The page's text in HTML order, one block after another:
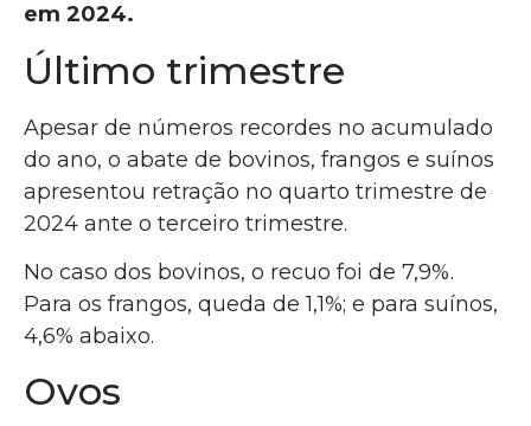
em 2024.
Último trimestre
Apesar de números recordes no acumulado
do ano, o abate de bovinos, frangos e suínos
apresentou retração no quarto trimestre de
2024 ante o terceiro trimestre.
No caso dos bovinos, o recuo foi de 7,9%.
Para os frangos, queda de 1,1%; e para suínos,
4,6% abaixo.
Ovos